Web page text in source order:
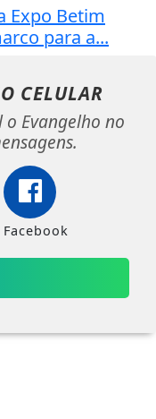
Expo Betim
para a...
CELULAR
o Evangelho no
Facebook